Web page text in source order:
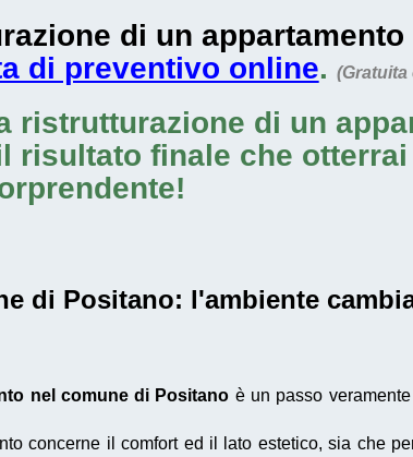
di un
di preventivo online. (Gratuita
ristrutturazione di un
risultato finale che
di Positano: l'ambiente
nel comune di Positano è un passo
concerne il comfort ed il lato estetico, sia che